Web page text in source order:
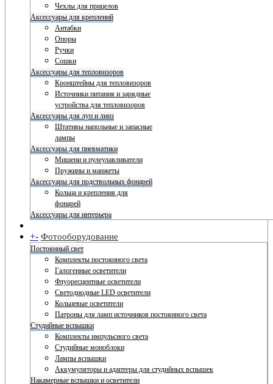
Чехлы для прицелов
Аксессуары для креплений
Антабки
Опоры
Ручки
Сошки
Аксессуары для тепловизоров
Кронштейны для тепловизоров
Источники питания и зарядные
устройства для тепловизоров
Аксессуары для луп и линз
Штативы напольные и запасные
лампы
Аксессуары для пневматики
Мишени и пулеулавливатели
Пружины и манжеты
Аксессуары для подствольных фонарей
Кольца и крепления для
фонарей
Аксессуары для интерьера
+- Фотооборудование
Постоянный свет
Комплекты постоянного света
Галогенные осветители
Флуоресцентные осветители
Светодиодные LED осветители
Кольцевые осветители
Патроны для ламп источников постоянного света
Студийные вспышки
Комплекты импульсного света
Студийные моноблоки
Лампы вспышки
Аккумуляторы и адаптеры для студийных вспышек
Накамерные вспышки и осветители